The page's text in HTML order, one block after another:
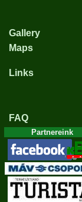
Gallery
Maps
Links
FAQ
Partnereink